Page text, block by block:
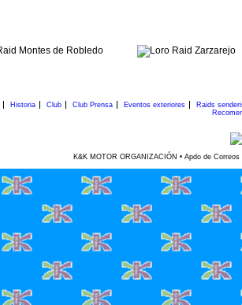
Historia Club Club Prensa Eventos exteriores
Raids
K&K MOTOR ORGANIZACIÓN • Apdo de